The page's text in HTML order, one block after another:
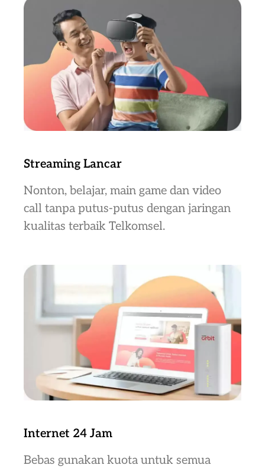
Streaming Lancar
Nonton, belajar, main game dan video
call tanpa putus-putus dengan jaringan
kualitas terbaik Telkomsel.
Internet 24 Jam
Bebas gunakan kuota untuk semua